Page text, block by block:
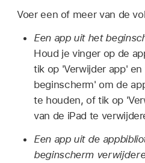
Voer een of meer van de
Een app uit het
Houd je vinger op de
tik op 'Verwijder app'
beginscherm' om de
te houden, of tik op
van de iPad te
Een app uit de
beginscherm